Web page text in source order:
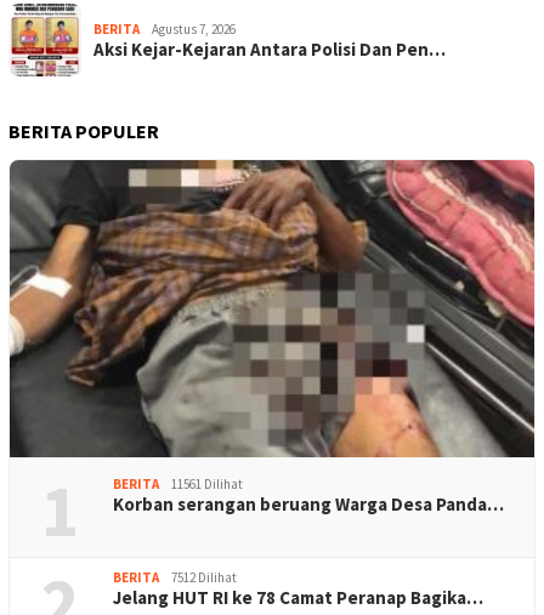
BERITA Agustus 7, 2026
Aksi Kejar-Kejaran Antara Polisi Dan Pen…
BERITA POPULER
1 BERITA 11561 Dilihat
Korban serangan beruang Warga Desa Panda…
BERITA 7512 Dilihat
Jelang HUT RI ke 78 Camat Peranap Bagika…